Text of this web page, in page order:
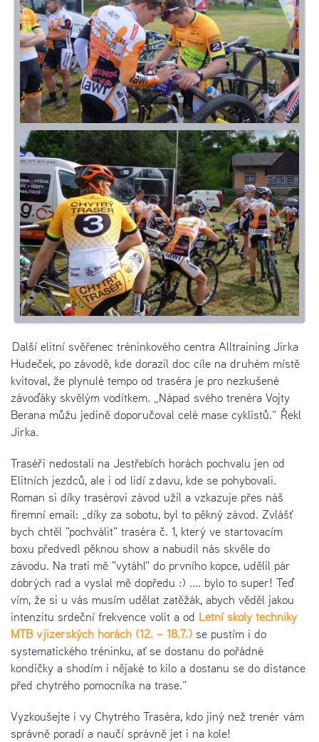
Další elitní svěřenec tréninkového centra Alltraining Jirka
Hudeček, po závodě, kde dorazil doc cíle na druhém místě
kvitoval, že plynulé tempo od traséra je pro nezkušené
závoďáky skvělým vodítkem. „Nápad svého trenéra Vojty
Berana můžu jedině doporučoval celé mase cyklistů.“ Řekl
Jirka.
Traséři nedostali na Jestřebích horách pochvalu jen od
Elitních jezdců, ale i od lidí z davu, kde se pohybovali.
Roman si díky trasérovi závod užil a vzkazuje přes náš
firemní email: „díky za sobotu, byl to pěkný závod. Zvlášť
bych chtěl "pochválit" traséra č. 1, který ve startovacím
boxu předvedl pěknou show a nabudil nás skvěle do
závodu. Na trati mě "vytáhl" do prvního kopce, udělil pár
dobrých rad a vyslal mě dopředu :) .... bylo to super! Teď
vím, že si u vás musím udělat zatěžák, abych věděl jakou
intenzitu srdeční frekvence volit a od Letní školy techniky
MTB v jizerských horách (12. – 18.7.) se pustím i do
systematického tréninku, ať se dostanu do pořádné
kondičky a shodím i nějaké to kilo a dostanu se do distance
před chytrého pomocníka na trase.“
Vyzkoušejte i vy Chytrého Traséra, kdo jiný než trenér vám
správně poradí a naučí správně jet i na kole!